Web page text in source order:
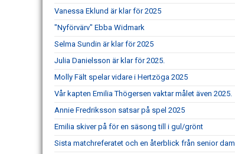
Vanessa Eklund är klar för 2025
"Nyförvärv" Ebba Widmark
Selma Sundin är klar för 2025
Julia Danielsson är klar för 2025.
Molly Fält spelar vidare i Hertzöga 2025
Vår kapten Emilia Thögersen vaktar målet även 2025.
Annie Fredriksson satsar på spel 2025
Emilia skiver på för en säsong till i gul/grönt
Sista matchreferatet och en återblick från senior dam